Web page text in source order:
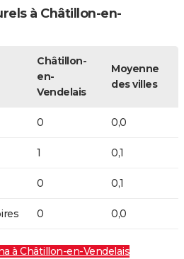
à Châtillon-en-
Châtillon-
en-
Vendelais
Moyenne
des villes
0 0,0
1 0,1
0 0,1
0 0,0
à Châtillon-en-Vendelais